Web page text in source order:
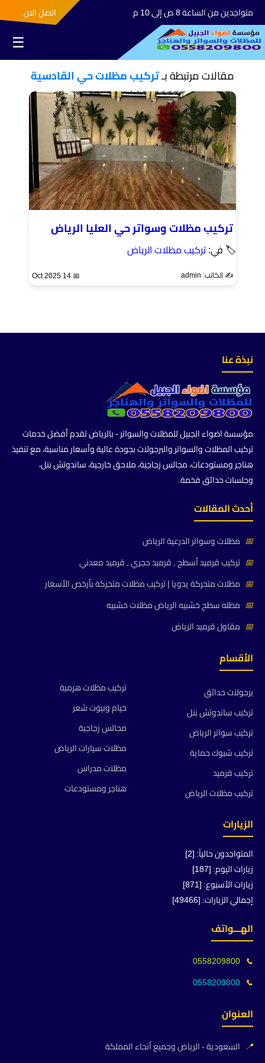
متواجدين من الساعة 8 ص إلى 10 م اتصل الان
☰
مقالات مرتبطة بـتركيب مظلات حي القادسية
تركيب مظلات وسواتر حي العليا الرياض
🏷 في:تركيب مظلات الرياض
✍️ الكاتب: admin 📅 14 Oct 2025
نبذة عنا
مؤسسة اضواء الجبيل للمظلات والسواتر - بالرياض تقدم أفضل خدمات
تركيب المظلات والسواتر والبرجولات بجودة عالية وأسعار مناسبة، مع تنفيذ
هناجر ومستودعات، مجالس زجاجية، ملاحق خارجية، ساندوتش بنل،
وجلسات حدائق فخمة.
أحدث المقالات
📅 مظلات وسواتر الدرعية الرياض
📅 تركيب قرميد أسطح , قرميد حجري , قرميد معدني
📅 مظلات متحركة يدويا | تركيب مظلات متحركة بأرخص الأسعار
📅 مظله سطح خشبيه الرياض مظلات خشبيه
📅 مقاول قرميد الرياض
الأقسام
برجولات حدائق
تركيب ساندوتش بنل
تركيب سواتر الرياض
تركيب شبوك حماية
تركيب قرميد
تركيب مظلات الرياض
تركيب مظلات هرمية
خيام وبيوت شعر
مجالس زجاجية
مظلات سيارات الرياض
مظلات مدراس
هناجر ومستودعات
الزيارات
المتواجدون حالياً: [2]
زيارات اليوم: [187]
زيارات الأسبوع: [871]
إجمالي الزيارات: [49466]
الهـــواتف
📞
0558209800
📞
0558209800
العنوان
📍 السعودية - الرياض وجميع أنحاء المملكة